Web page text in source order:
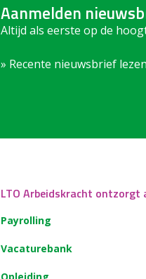
Aanmelden
Altijd als eerste op de
» Recente nieuwsbrief
LTO Arbeidskracht ontzorgt
Payrolling
Vacaturebank
Opleiding